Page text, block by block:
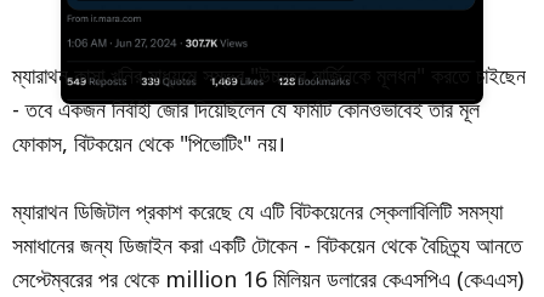
ম্যারাথন কাসা খনির মাধ্যমে সম্ভব "উচ্চতর মার্জিনকে মূলধন" করতে চাইছেন
- তবে একজন নির্বাহী জোর দিয়েছিলেন যে ফার্মটি কোনওভাবেই তার মূল
ফোকাস, বিটকয়েন থেকে "পিভোটিং" নয়।
ম্যারাথন ডিজিটাল প্রকাশ করেছে যে এটি বিটকয়েনের স্কেলাবিলিটি সমস্যা
সমাধানের জন্য ডিজাইন করা একটি টোকেন - বিটকয়েন থেকে বৈচিত্র্য আনতে
সেপ্টেম্বরের পর থেকে million 16 মিলিয়ন ডলারের কেএসপিএ (কেএএস)